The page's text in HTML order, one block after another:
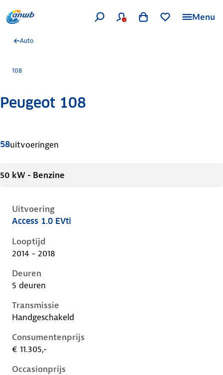
Menu
Auto
108
Peugeot 108
58uitvoeringen
50 kW - Benzine
Uitvoering
Peugeot 108 i, 1.0 evti, 50 kW, Benzine, 5 deuren
Access 1.0 EVti
Looptijd
2014 - 2018
Deuren
5 deuren
Transmissie
Handgeschakeld
Consumentenprijs
€ 11.305,-
Occasionprijs